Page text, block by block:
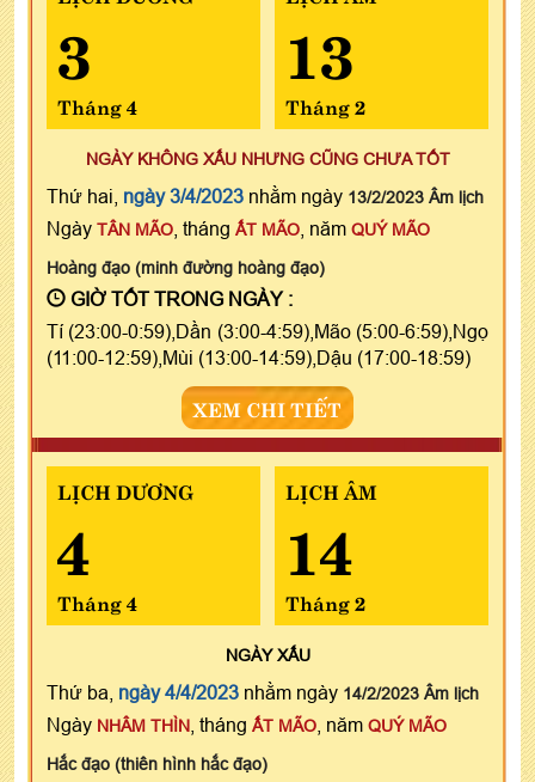
3
Tháng 4
13
Tháng 2
NGÀY KHÔNG XẤU NHƯNG CŨNG CHƯA TỐT
Thứ hai, ngày 3/4/2023 nhằm ngày 13/2/2023 Âm lịch
Ngày TÂN MÃO , tháng ẤT MÃO , năm QUÝ MÃO
Hoàng đạo (minh đường hoàng đạo)
GIỜ TỐT TRONG NGÀY :
Tí (23:00-0:59),Dần (3:00-4:59),Mão (5:00-6:59),Ngọ
(11:00-12:59),Mùi (13:00-14:59),Dậu (17:00-18:59)
XEM CHI TIẾT
LỊCH DƯƠNG
4
Tháng 4
LỊCH ÂM
14
Tháng 2
NGÀYXẤU
Thứ ba, ngày 4/4/2023 nhằm ngày 14/2/2023 Âm lịch
Ngày NHÂM THÌN , tháng ẤT MÃO , năm QUÝ MÃO
Hắc đạo (thiên hình hắc đạo)